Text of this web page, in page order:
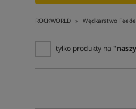
ROCKWORLD Wędkarstwo
tylko produkty na